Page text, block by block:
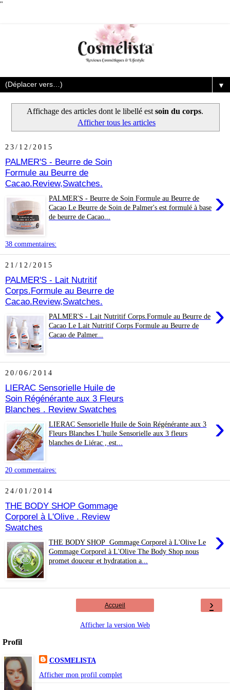
"
▼
Affichage des articles dont le libellé est soin du corps.
Afficher tous les articles
23/12/2015
PALMER'S - Beurre de Soin
Formule au Beurre de
Cacao.Review,Swatches.
›
PALMER'S - Beurre de Soin Formule au Beurre de
Cacao Le Beurre de Soin de Palmer's est formulé à base
de beurre de Cacao...
38 commentaires:
21/12/2015
PALMER'S - Lait Nutritif
Corps.Formule au Beurre de
Cacao.Review,Swatches.
›
PALMER'S - Lait Nutritif Corps.Formule au Beurre de
Cacao Le Lait Nutritif Corps Formule au Beurre de
Cacao de Palmer...
20/06/2014
LIERAC Sensorielle Huile de
Soin Régénérante aux 3 Fleurs
Blanches . Review Swatches
›
LIERAC Sensorielle Huile de Soin Régénérante aux 3
Fleurs Blanches L'huile Sensorielle aux 3 fleurs
blanches de Liérac , est...
20 commentaires:
24/01/2014
THE BODY SHOP Gommage
Corporel à L'Olive . Review
Swatches
›
THE BODY SHOP Gommage Corporel à L'Olive Le
Gommage Corporel à L'Olive The Body Shop nous
promet douceur et hydratation a...
›
Accueil
Afficher la version Web
Profil
COSMELISTA
Afficher mon profil complet